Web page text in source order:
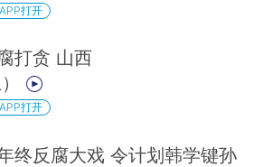
APP打开
打贪 山西
APP打开
终反腐大戏 令计划韩学键孙